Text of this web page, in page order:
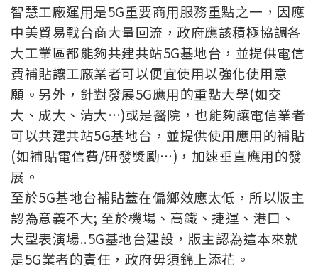
智慧工廠運用是5G重要商用服務重點之一，因應
中美貿易戰台商大量回流，政府應該積極協調各
大工業區都能夠共建共站5G基地台，並提供電信
費補貼讓工廠業者可以便宜使用以強化使用意
願。另外，針對發展5G應用的重點大學(如交
大、成大、清大…)或是醫院，也能夠讓電信業者
可以共建共站5G基地台，並提供使用應用的補貼
(如補貼電信費/研發獎勵…)，加速垂直應用的發
展。
至於5G基地台補貼蓋在偏鄉效應太低，所以版主
認為意義不大; 至於機場、高鐵、捷運、港口、
大型表演場..5G基地台建設，版主認為這本來就
是5G業者的責任，政府毋須錦上添花。